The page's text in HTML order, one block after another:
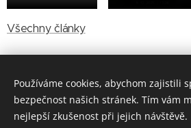
Všechny články
Používáme cookies, abychom zajistili
bezpečnost našich stránek. Tím vám
nejlepší zkušenost při jejich návštěvě.